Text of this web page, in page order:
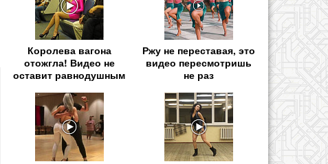
Королева вагона
отожгла! Видео не
оставит равнодушным
Ржу не переставая, это
видео пересмотришь
не раз